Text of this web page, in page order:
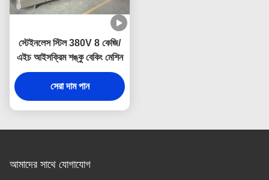
স্টেইনলেস স্টিল 380V 8 কেজি/
এইচ আইসক্রিম শঙ্কু বেকিং মেশিন
সেরা দাম পান
আমাদের সাথে যোগাযোগ